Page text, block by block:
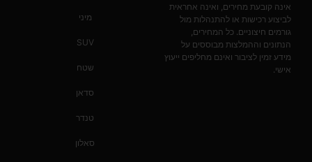
מיני
SUV
שטח
סדאן
טנדר
סאלון
אינה קובעת מחירים, ואינה אחראית
לביצוע רכישות או להתנהלות מול
גורמים חיצוניים. כל המחירים,
הנתונים וההמלצות מבוססים על
מידע זמין לציבור ואינם מחליפים ייעוץ
אישי.